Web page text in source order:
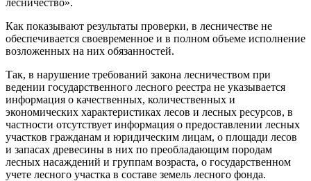
Как показывают результаты про­верки, в лесничестве не
обеспечи­вается своевременное и в полном объеме исполнение
возложенных на них обязанностей.
Так, в нарушение требований закона лесничеством при
ведении государственного лесного рее­стра не указывается
информация о качественных, количественных и
экономических характеристиках лесов и лесных ресурсов, в
част­ности отсутствует информация о предоставлении лесных
участков гражданам и юридическим лицам, о площади лесов
и запасах древе­сины в них по преобладающим по­родам
лесных насаждений и груп­пам возраста, о государственном
учете лесного участка в составе земель лесного фонда.